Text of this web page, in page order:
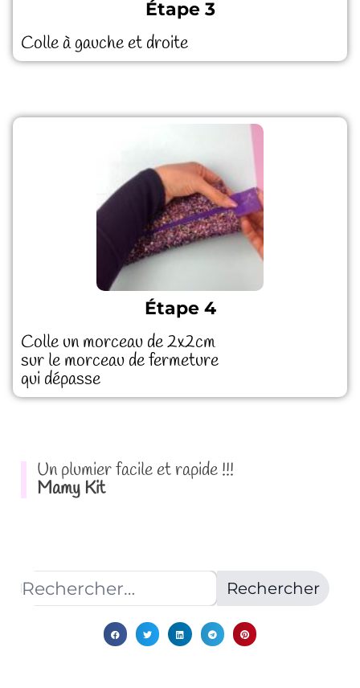
Étape 3
Colle à gauche et droite
Étape 4
Colle un morceau de 2x2cm
sur le morceau de fermeture
qui dépasse
Un plumier facile et rapide !!!
Mamy Kit